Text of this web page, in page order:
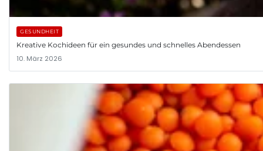
GESUNDHEIT
Kreative Kochideen für ein gesundes und schnelles Abendessen
10. März 2026